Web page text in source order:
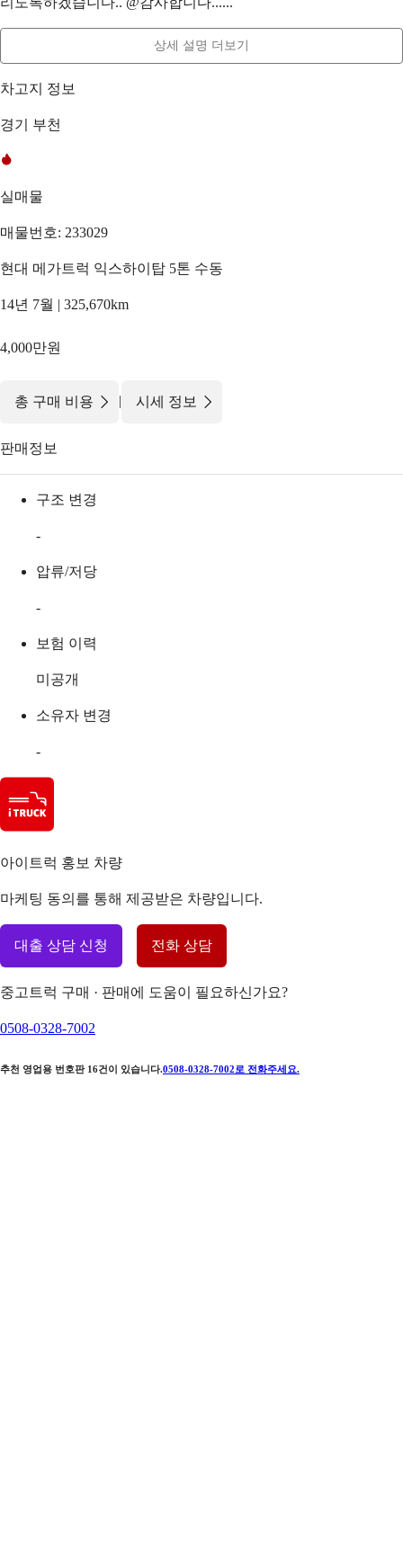
상세 설명 더보기
차고지 정보
경기 부천
실매물
매물번호: 233029
현대 메가트럭 익스하이탑 5톤 수동
14년 7월 | 325,670km
4,000만원
총 구매 비용 | 시세 정보
판매정보
구조 변경
-
압류/저당
-
보험 이력
미공개
소유자 변경
-
아이트럭 홍보 차량
마케팅 동의를 통해 제공받은 차량입니다.
대출 상담 신청 전화 상담
중고트럭 구매 · 판매에 도움이 필요하신가요?
0508-0328-7002
추천 영업용 번호판 16건이 있습니다.0508-0328-7002 로 전화주세요.